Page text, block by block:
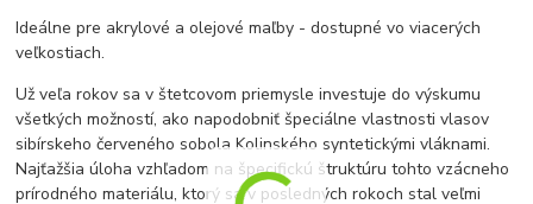
Ideálne pre akrylové a olejové maľby - dostupné vo viacerých
veľkostiach.
Už veľa rokov sa v štetcovom priemysle investuje do výskumu
všetkých možností, ako napodobniť špeciálne vlastnosti vlasov
sibírskeho červeného sobola Kolinského syntetickými vláknami.
Najťažšia úloha vzhľadom na špecifickú štruktúru tohto vzácneho
prírodného materiálu, ktorý sa v posledných rokoch stal veľmi